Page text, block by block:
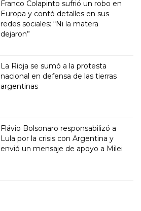
Franco Colapinto sufrió un robo en
Europa y contó detalles en sus
redes sociales: “Ni la matera
dejaron”
La Rioja se sumó a la protesta
nacional en defensa de las tierras
argentinas
Flávio Bolsonaro responsabilizó a
Lula por la crisis con Argentina y
envió un mensaje de apoyo a Milei